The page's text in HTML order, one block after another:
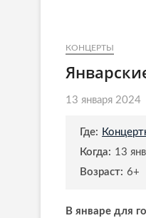
КОНЦЕРТЫ
13 января 2024
Где:
Когда: 13
Возраст: 6+
В январе для